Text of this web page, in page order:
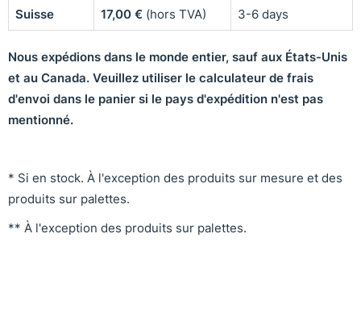
Suisse 17,00 € (hors TVA) 3-6 days
Nous expédions dans le monde entier, sauf aux États-Unis
et au Canada. Veuillez utiliser le calculateur de frais
d'envoi dans le panier si le pays d'expédition n'est pas
mentionné.
* Si en stock. À l'exception des produits sur mesure et des
produits sur palettes.
** À l'exception des produits sur palettes.